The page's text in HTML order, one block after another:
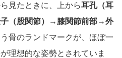
見たときに、上から耳孔（耳
（股関節）→膝関節前部→外
骨のランドマークが、ほぼ一
理想的な姿勢とされていま